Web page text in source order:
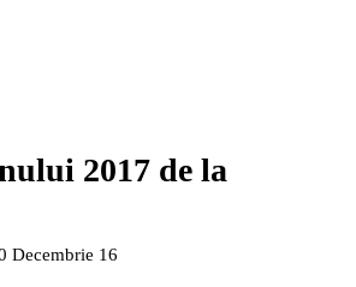
2017 de la
Decembrie 16